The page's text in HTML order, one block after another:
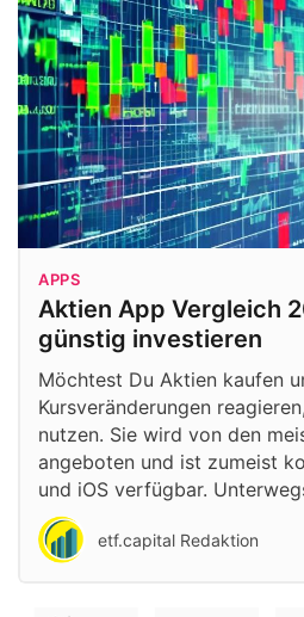
APPS
Aktien App Vergleich
günstig investieren
Möchtest Du Aktien kaufen
Kursveränderungen
nutzen. Sie wird von den
angeboten und ist zumeist
und iOS verfügbar.
etf.capital Redaktion